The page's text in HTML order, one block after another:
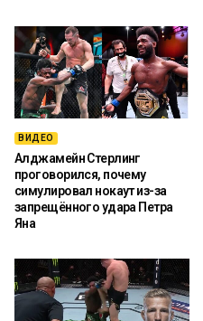
ВИДЕО
Алджамейн Стерлинг
проговорился, почему
симулировал нокаут из-за
запрещённого удара Петра
Яна